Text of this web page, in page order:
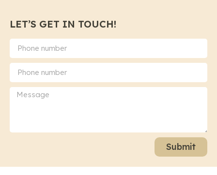
LET’S GET IN TOUCH!
Submit